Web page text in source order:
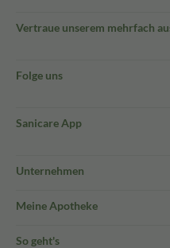
Vertraue unserem mehrfach
Folge uns
Sanicare App
Unternehmen
Meine Apotheke
So geht's